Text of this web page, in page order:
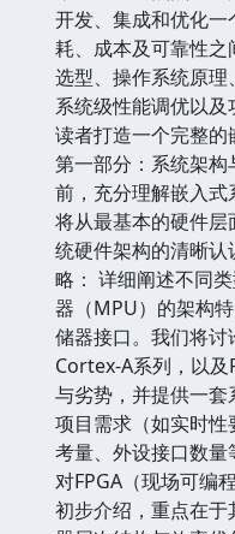
开发、集成和优化
耗、成本及可靠性
选型、操作系统原理
系统级性能调优以
读者打造一个完整的
第一部分：系统架构
前，充分理解嵌入
将从最基本的硬件
统硬件架构的清晰
略： 详细阐述不同
器（MPU）的架构
储器接口。我们将讨
Cortex-A系列，以及
与劣势，并提供一
项目需求（如实时
考量、外设接口数
对FPGA（现场可编
初步介绍，重点在